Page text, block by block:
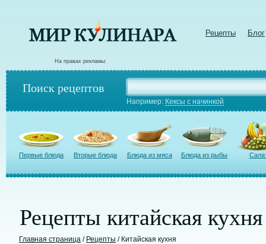
Рецепты Блог
На правах рекламы:
Поиск рецептов
Например: Кексы с начинкой
Первые блюда Вторые блюда Блюда из мяса Блюда из рыбы
Рецепты китайская кухня
Главная страница / Рецепты / Китайская кухня